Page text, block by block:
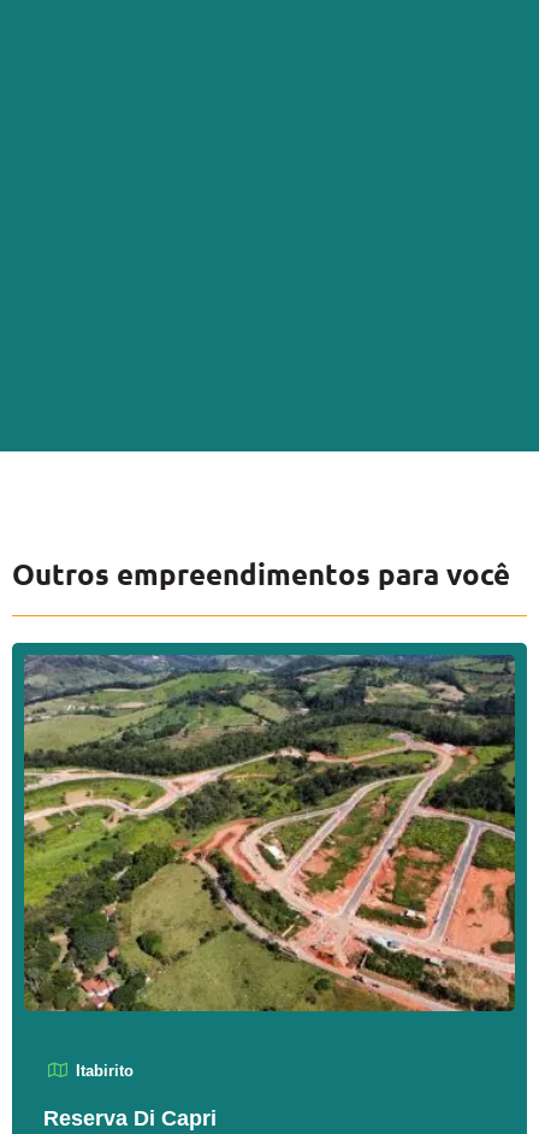
Outros empreendimentos para você
Itabirito
Reserva Di Capri